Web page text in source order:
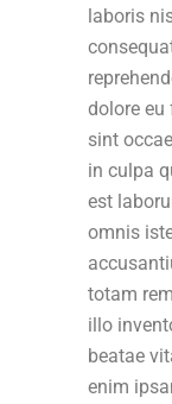
laboris
dolore eu
sint
in culpa
est
omnis
totam
illo
beatae
enim